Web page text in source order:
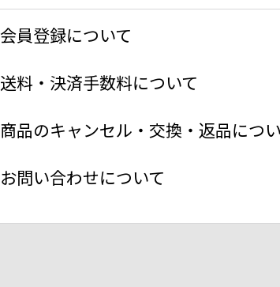
会員登録について
送料・決済手数料について
商品のキャンセル・交換・返品につ
お問い合わせについて